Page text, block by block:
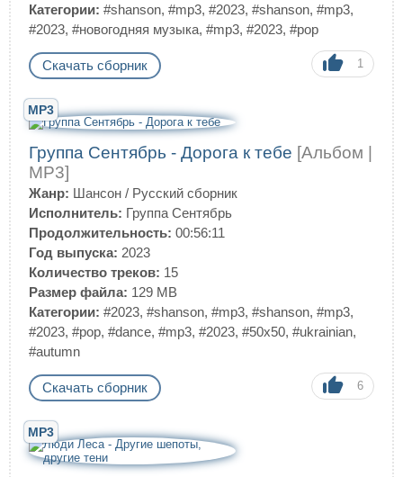
Категории: #shanson, #mp3, #2023, #shanson, #mp3,
#2023, #новогодняя музыка, #mp3, #2023, #pop
Скачать сборник 1
MP3
Группа Сентябрь - Дорога к тебе [Альбом |
MP3]
Жанр: Шансон / Русский сборник
Исполнитель: Группа Сентябрь
Продолжительность: 00:56:11
Год выпуска: 2023
Количество треков: 15
Размер файла: 129 MB
Категории: #2023, #shanson, #mp3, #shanson, #mp3,
#2023, #pop, #dance, #mp3, #2023, #50x50, #ukrainian,
#autumn
Скачать сборник 6
MP3